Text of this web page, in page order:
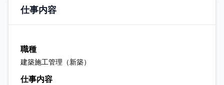
仕事内容
職種
建築施工管理（新築）
仕事内容